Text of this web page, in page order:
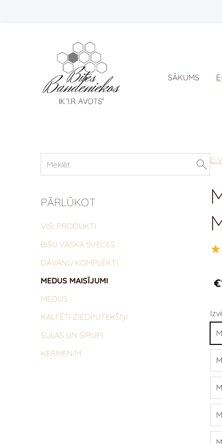
SĀKUMS
PĀRLŪKOT
VISI PRODUKTI
BIŠU VASKA SVECES
DĀVANU KOMPLEKTI
MEDUS MAISĪJUMI
MEDUS
KALTĒTI ZIEDPUTEKŠŅI
SULAS UN SĪRUPI
ĶERMENIM
E-